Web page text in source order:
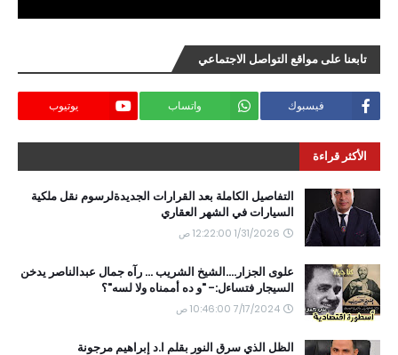
تابعنا على مواقع التواصل الاجتماعي
فيسبوك واتساب يوتيوب
الأكثر قراءة
التفاصيل الكاملة بعد القرارات الجديدةلرسوم نقل ملكية
السيارات في الشهر العقاري
1/31/2026 12:22:00 ص
علوى الجزار....الشيخ الشريب ... رآه جمال عبدالناصر يدخن
السيجار فتساءل:- "و ده أممناه ولا لسه"؟
7/17/2024 10:46:00 ص
الظل الذي سرق النور بقلم ا.د إبراهيم مرجونة